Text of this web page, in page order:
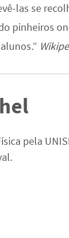
las se
pinheiros
pela